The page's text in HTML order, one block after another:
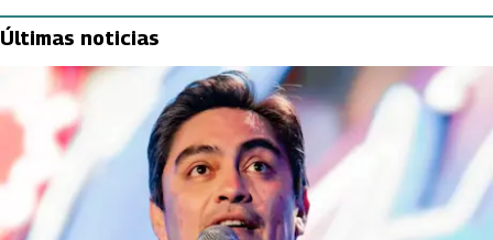
Últimas noticias